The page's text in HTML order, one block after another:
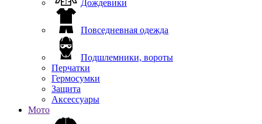
Дождевики
Повседневная одежда
Подшлемники, вороты
Перчатки
Гермосумки
Защита
Аксессуары
Мото